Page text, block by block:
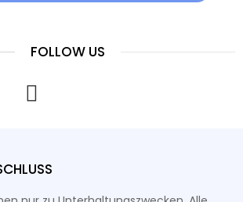
FOLLOW US